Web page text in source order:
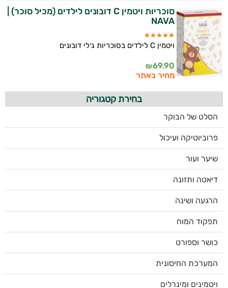
סוכריות ויטמין C דובונים לילדים (מכיל סוכר) |
NAVA
ויטמין C לילדים בסוכריות ג׳לי דובונים
69.90
₪
מחיר באתר
בחירת קטגוריה
הסלט של הבוקר
פרוביוטיקה ועיכול
שיער ועור
דיאטה ותזונה
הרגעה ושינה
תפקוד המוח
כושר וספורט
המערכת החיסונית
ויטמינים ומינרלים